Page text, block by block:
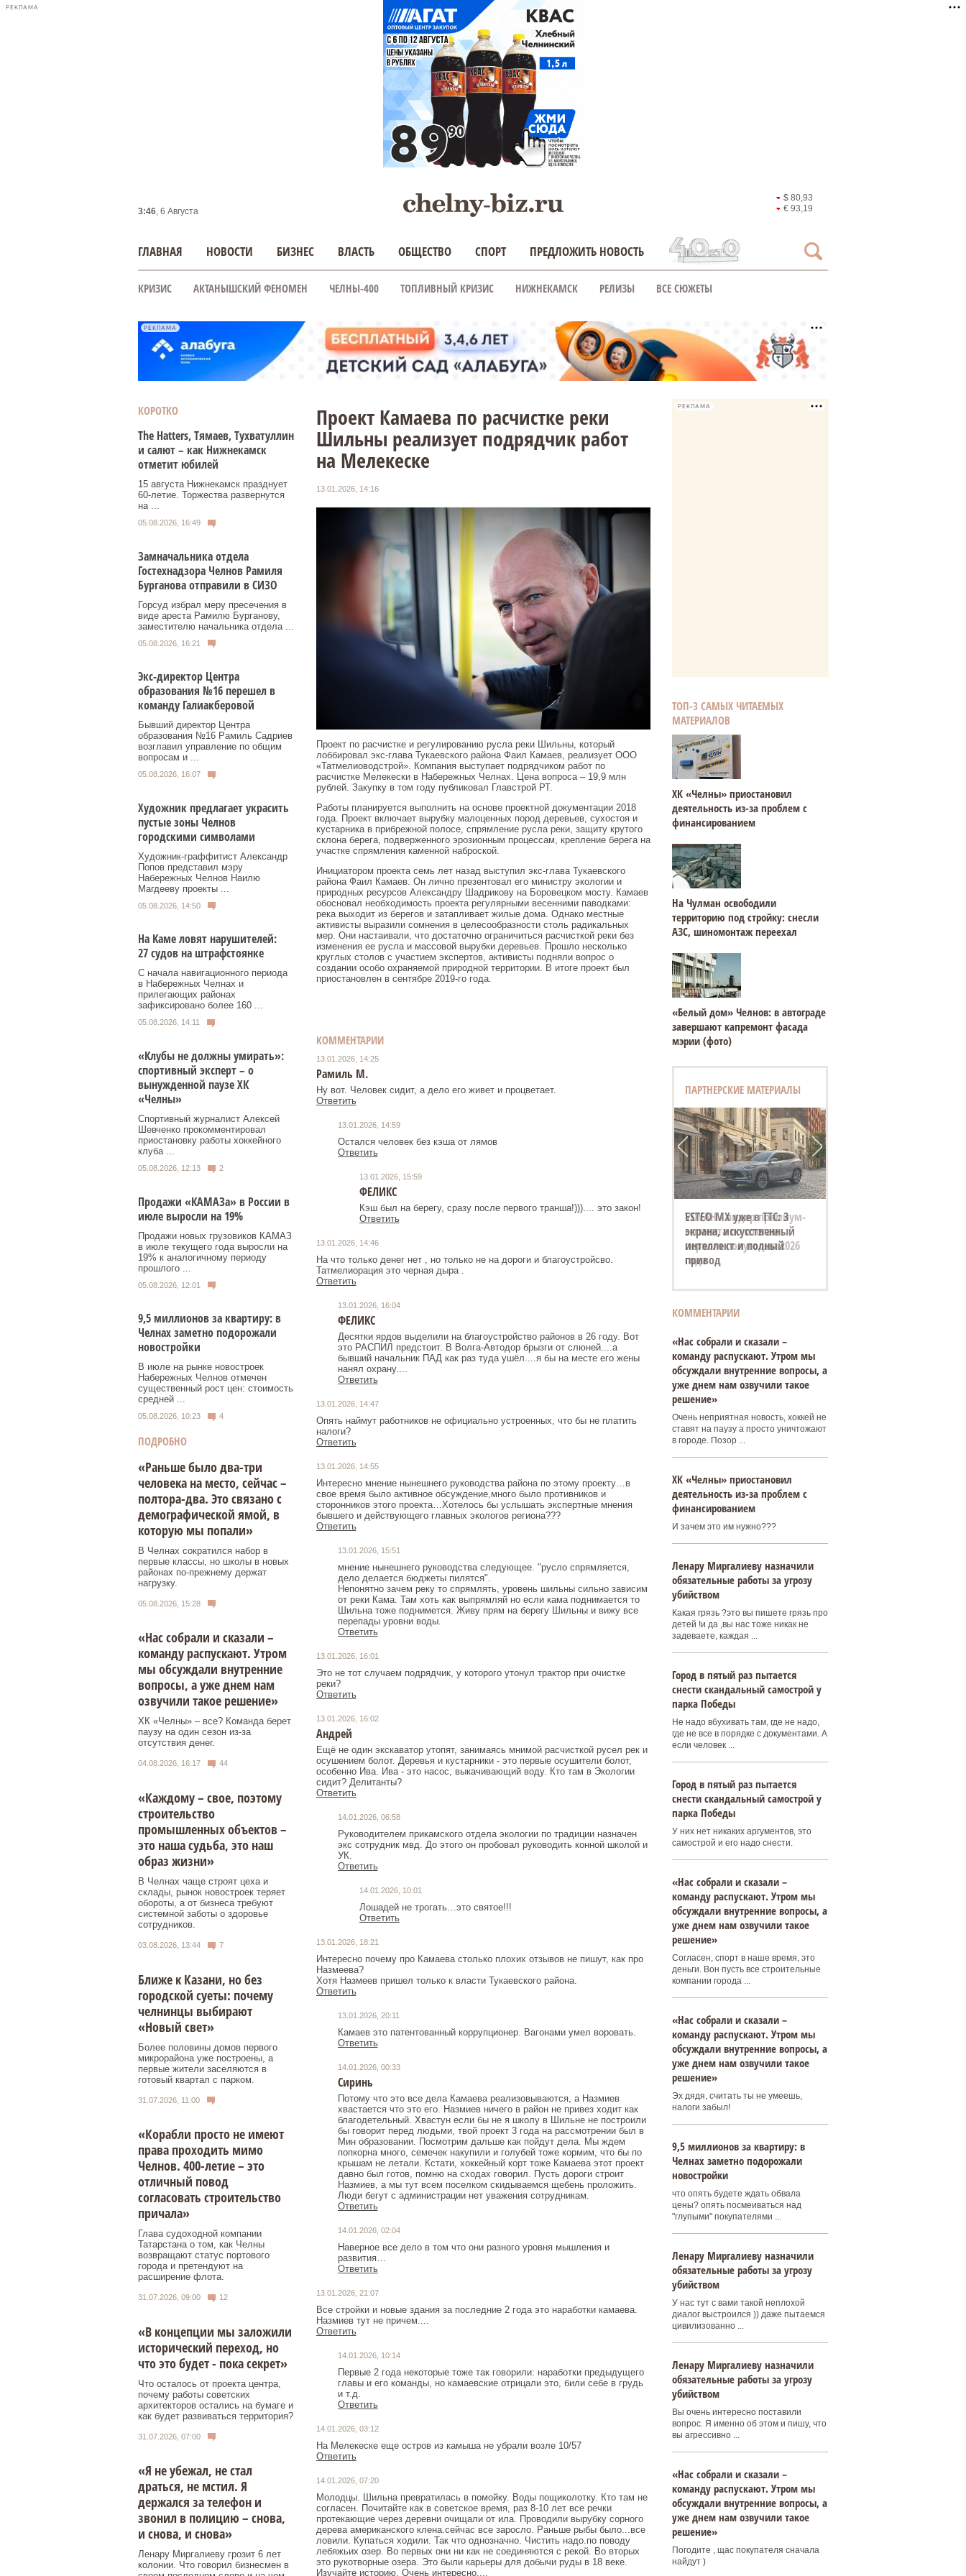
РЕКЛАМА
3:46, 6 Августа
$ 80,93
€ 93,19
ГЛАВНАЯ НОВОСТИ БИЗНЕС ВЛАСТЬ ОБЩЕСТВО СПОРТ ПРЕДЛОЖИТЬ НОВОСТЬ
КРИЗИС АКТАНЫШСКИЙ ФЕНОМЕН ЧЕЛНЫ-400 ТОПЛИВНЫЙ КРИЗИС НИЖНЕКАМСК РЕЛИЗЫ ВСЕ СЮЖЕТЫ
РЕКЛАМА
КОРОТКО
Тhe Нatters, Тямаев, Тухватуллин
и салют – как Нижнекамск
отметит юбилей
15 августа Нижнекамск празднует
60‑летие. Торжества развернутся
на ...
05.08.2026, 16:49
Замначальника отдела
Гостехнадзора Челнов Рамиля
Бурганова отправили в СИЗО
Горсуд избрал меру пресечения в
виде ареста Рамилю Бурганову,
заместителю начальника отдела ...
05.08.2026, 16:21
Экс-директор Центра
образования №16 перешел в
команду Галиакберовой
Бывший директор Центра
образования №16 Рамиль Садриев
возглавил управление по общим
вопросам и ...
05.08.2026, 16:07
Художник предлагает украсить
пустые зоны Челнов
городскими символами
Художник‑граффитист Александр
Попов представил мэру
Набережных Челнов Наилю
Магдееву проекты ...
05.08.2026, 14:50
На Каме ловят нарушителей:
27 судов на штрафстоянке
С начала навигационного периода
в Набережных Челнах и
прилегающих районах
зафиксировано более 160 ...
05.08.2026, 14:11
«Клубы не должны умирать»:
спортивный эксперт – о
вынужденной паузе ХК
«Челны»
Спортивный журналист Алексей
Шевченко прокомментировал
приостановку работы хоккейного
клуба ...
05.08.2026, 12:13 2
Продажи «КАМАЗа» в России в
июле выросли на 19%
Продажи новых грузовиков КАМАЗ
в июле текущего года выросли на
19% к аналогичному периоду
прошлого ...
05.08.2026, 12:01
9,5 миллионов за квартиру: в
Челнах заметно подорожали
новостройки
В июле на рынке новостроек
Набережных Челнов отмечен
существенный рост цен: стоимость
средней ...
05.08.2026, 10:23 4
ПОДРОБНО
«Раньше было два-три
человека на место, сейчас –
полтора-два. Это связано с
демографической ямой, в
которую мы попали»
В Челнах сократился набор в
первые классы, но школы в новых
районах по-прежнему держат
нагрузку.
05.08.2026, 15:28
«Нас собрали и сказали –
команду распускают. Утром
мы обсуждали внутренние
вопросы, а уже днем нам
озвучили такое решение»
ХК «Челны» – все? Команда берет
паузу на один сезон из-за
отсутствия денег.
04.08.2026, 16:17 44
«Каждому – свое, поэтому
строительство
промышленных объектов –
это наша судьба, это наш
образ жизни»
В Челнах чаще строят цеха и
склады, рынок новостроек теряет
обороты, а от бизнеса требуют
системной заботы о здоровье
сотрудников.
03.08.2026, 13:44 7
Ближе к Казани, но без
городской суеты: почему
челнинцы выбирают
«Новый свет»
Более половины домов первого
микрорайона уже построены, а
первые жители заселяются в
готовый квартал с парком.
31.07.2026, 11:00
«Корабли просто не имеют
права проходить мимо
Челнов. 400-летие – это
отличный повод
согласовать строительство
причала»
Глава судоходной компании
Татарстана о том, как Челны
возвращают статус портового
города и претендуют на
расширение флота.
31.07.2026, 09:00 12
«В концепции мы заложили
исторический переход, но
что это будет - пока секрет»
Что осталось от проекта центра,
почему работы советских
архитекторов остались на бумаге и
как будет развиваться территория?
31.07.2026, 07:00
«Я не убежал, не стал
драться, не мстил. Я
держался за телефон и
звонил в полицию – снова,
и снова, и снова»
Ленару Миргалиеву грозит 6 лет
колонии. Что говорил бизнесмен в
Проект Камаева по расчистке реки
Шильны реализует подрядчик работ
на Мелекеске
13.01.2026, 14:16
Проект по расчистке и регулированию русла реки Шильны, который
лоббировал экс-глава Тукаевского района Фаил Камаев, реализует ООО
«Татмелиоводстрой». Компания выступает подрядчиком работ по
расчистке Мелекески в Набережных Челнах. Цена вопроса – 19,9 млн
рублей. Закупку в том году публиковал Главстрой РТ.
Работы планируется выполнить на основе проектной документации 2018
года. Проект включает вырубку малоценных пород деревьев, сухостоя и
кустарника в прибрежной полосе, спрямление русла реки, защиту крутого
склона берега, подверженного эрозионным процессам, крепление берега на
участке спрямления каменной наброской.
Инициатором проекта семь лет назад выступил экс-глава Тукаевского
района Фаил Камаев. Он лично презентовал его министру экологии и
природных ресурсов Александру Шадрикову на Боровецком мосту. Камаев
обосновал необходимость проекта регулярными весенними паводками:
река выходит из берегов и затапливает жилые дома. Однако местные
активисты выразили сомнения в целесообразности столь радикальных
мер. Они настаивали, что достаточно ограничиться расчисткой реки без
изменения ее русла и массовой вырубки деревьев. Прошло несколько
круглых столов с участием экспертов, активисты подняли вопрос о
создании особо охраняемой природной территории. В итоге проект был
приостановлен в сентябре 2019-го года.
КОММЕНТАРИИ
13.01.2026, 14:25
Рамиль М.
Ну вот. Человек сидит, а дело его живет и процветает.
Ответить
13.01.2026, 14:59
Остался человек без кэша от лямов
Ответить
13.01.2026, 15:59
ФЕЛИКС
Кэш был на берегу, сразу после первого транша!))).... это закон!
Ответить
13.01.2026, 14:46
На что только денег нет , но только не на дороги и благоустройсво.
Татмелиорация это черная дыра .
Ответить
13.01.2026, 16:04
ФЕЛИКС
Десятки ярдов выделили на благоустройство районов в 26 году. Вот
это РАСПИЛ предстоит. В Волга-Автодор брызги от слюней....а
бывший начальник ПАД как раз туда ушёл....я бы на месте его жены
нанял охрану....
Ответить
13.01.2026, 14:47
Опять наймут работников не официально устроенных, что бы не платить
налоги?
Ответить
13.01.2026, 14:55
Интересно мнение нынешнего руководства района по этому проекту…в
свое время было активное обсуждение,много было противников и
сторонников этого проекта…Хотелось бы услышать экспертные мнения
бывшего и действующего главных экологов региона???
Ответить
13.01.2026, 15:51
мнение нынешнего руководства следующее. "русло спрямляется,
дело делается бюджеты пилятся".
Непонятно зачем реку то спрямлять, уровень шильны сильно зависим
от реки Кама. Там хоть как выпрямляй но если кама поднимается то
Шильна тоже поднимется. Живу прям на берегу Шильны и вижу все
перепады уровни воды.
Ответить
13.01.2026, 16:01
Это не тот случаем подрядчик, у которого утонул трактор при очистке
реки?
Ответить
13.01.2026, 16:02
Андрей
Ещё не один экскаватор утопят, занимаясь мнимой расчисткой русел рек и
осушением болот. Деревья и кустарники - это первые осушители болот,
особенно Ива. Ива - это насос, выкачивающий воду. Кто там в Экологии
сидит? Делитанты?
Ответить
14.01.2026, 06:58
Руководителем прикамского отдела экологии по традиции назначен
экс сотрудник мвд. До этого он пробовал руководить конной школой и
УК.
Ответить
14.01.2026, 10:01
Лошадей не трогать…это святое!!!
Ответить
13.01.2026, 18:21
Интересно почему про Камаева столько плохих отзывов не пишут, как про
Назмеева?
Хотя Назмеев пришел только к власти Тукаевского района.
Ответить
13.01.2026, 20:11
Камаев это патентованный коррупционер. Вагонами умел воровать.
Ответить
14.01.2026, 00:33
Сиринь
Потому что это все дела Камаева реализовываются, а Назмиев
хвастается что это его. Назмиев ничего в район не привез ходит как
благодетельный. Хвастун если бы не я школу в Шильне не построили
бы говорит перед людьми, твой проект 3 года на рассмотрении был в
Мин образовании. Посмотрим дальше как пойдут дела. Мы ждем
попкорна много, семечек накупили и голубей тоже кормим, что бы по
крышам не летали. Кстати, хоккейный корт тоже Камаева этот проект
давно был готов, помню на сходах говорил. Пусть дороги строит
Назмиев, а мы тут всем поселком скидываемся щебень проложить.
Люди бегут с администрации нет уважения сотрудникам.
Ответить
14.01.2026, 02:04
Наверное все дело в том что они разного уровня мышления и
развития…
Ответить
13.01.2026, 21:07
Все стройки и новые здания за последние 2 года это наработки камаева.
Назмиев тут не причем....
Ответить
14.01.2026, 10:14
Первые 2 года некоторые тоже так говорили: наработки предыдущего
главы и его команды, но камаевские отрицали это, били себе в грудь
и т.д.
Ответить
14.01.2026, 03:12
На Мелекеске еще остров из камыша не убрали возле 10/57
Ответить
14.01.2026, 07:20
Молодцы. Шильна превратилась в помойку. Воды пощиколотку. Кто там не
согласен. Почитайте как в советское время, раз 8-10 лет все речки
протекающие через деревни очищали от ила. Проводили вырубку сорного
дерева американского клена.сейчас все заросло. Раньше рыбы было...все
ловили. Купаться ходили. Так что однозначно. Чистить надо.по поводу
лебяжьих озер. Во первых они ни как не соединяются с рекой. Во вторых
это рукотворные озера. Это были карьеры для добычи руды в 18 веке.
Изучайте историю. Очень интересно....
РЕКЛАМА
ТОП-3 САМЫХ ЧИТАЕМЫХ
МАТЕРИАЛОВ
ХК «Челны» приостановил
деятельность из-за проблем с
финансированием
На Чулман освободили
территорию под стройку: снесли
АЗС, шиномонтаж переехал
«Белый дом» Челнов: в автограде
завершают капремонт фасада
мэрии (фото)
ПАРТНЕРСКИЕ МАТЕРИАЛЫ
VOYAH - лидер премиум-
сегмента по итогам
первого полугодия 2026
года
КОММЕНТАРИИ
«Нас собрали и сказали –
команду распускают. Утром мы
обсуждали внутренние вопросы, а
уже днем нам озвучили такое
решение»
Очень неприятная новость, хоккей не
ставят на паузу а просто уничтожают
в городе. Позор ...
ХК «Челны» приостановил
деятельность из-за проблем с
финансированием
И зачем это им нужно???
Ленару Миргалиеву назначили
обязательные работы за угрозу
убийством
Какая грязь ?это вы пишете грязь про
детей !и да ,вы нас тоже никак не
задеваете, каждая ...
Город в пятый раз пытается
снести скандальный самострой у
парка Победы
Не надо вбухивать там, где не надо,
где не все в порядке с документами. А
если человек ...
Город в пятый раз пытается
снести скандальный самострой у
парка Победы
У них нет никаких аргументов, это
самострой и его надо снести.
«Нас собрали и сказали –
команду распускают. Утром мы
обсуждали внутренние вопросы, а
уже днем нам озвучили такое
решение»
Согласен, спорт в наше время, это
деньги. Вон пусть все строительные
компании города ...
«Нас собрали и сказали –
команду распускают. Утром мы
обсуждали внутренние вопросы, а
уже днем нам озвучили такое
решение»
Эх дядя, считать ты не умеешь,
налоги забыл!
9,5 миллионов за квартиру: в
Челнах заметно подорожали
новостройки
что опять будете ждать обвала
цены? опять посмеиваться над
"глупыми" покупателями ...
Ленару Миргалиеву назначили
обязательные работы за угрозу
убийством
У нас тут с вами такой неплохой
диалог выстроился )) даже пытаемся
цивилизованно ...
Ленару Миргалиеву назначили
обязательные работы за угрозу
убийством
Вы очень интересно поставили
вопрос. Я именно об этом и пишу, что
вы агрессивно ...
«Нас собрали и сказали –
команду распускают. Утром мы
обсуждали внутренние вопросы, а
уже днем нам озвучили такое
решение»
Погодите , щас покупателя сначала
найдут )